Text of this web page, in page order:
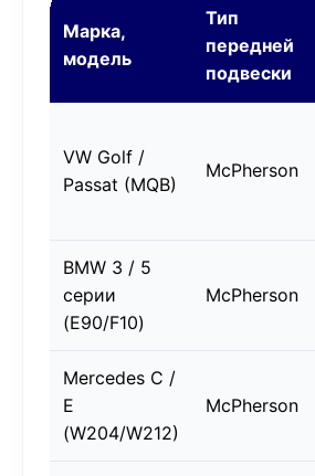
Марка,
модель
Тип
передней
подвески
VW Golf /
Passat (MQB)
McPherson
BMW 3 / 5
серии
(E90/F10)
McPherson
Mercedes C /
E
(W204/W212)
McPherson